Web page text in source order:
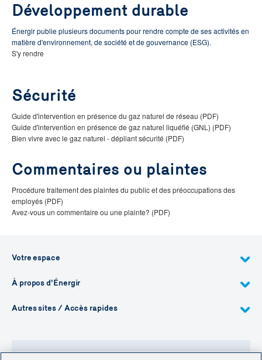
Développement durable
Énergir publie plusieurs documents pour rendre compte de ses activités en
matière d'environnement, de société et de gouvernance (ESG).
S'y rendre
Sécurité
Guide d'intervention en présence du gaz naturel de réseau (PDF)
Guide d'intervention en présence de gaz naturel liquéfié (GNL) (PDF)
Bien vivre avec le gaz naturel - dépliant sécurité (PDF)
Commentaires ou plaintes
Procédure traitement des plaintes du public et des préoccupations des
employés (PDF)
Avez-vous un commentaire ou une plainte? (PDF)
Votre espace
À propos d'Énergir
Autres sites / Accès rapides